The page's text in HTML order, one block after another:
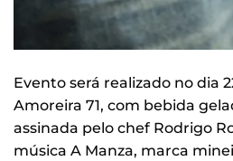
Evento será realizado no dia
Amoreira 71, com bebida
assinada pelo chef Rodrigo
música A Manza, marca